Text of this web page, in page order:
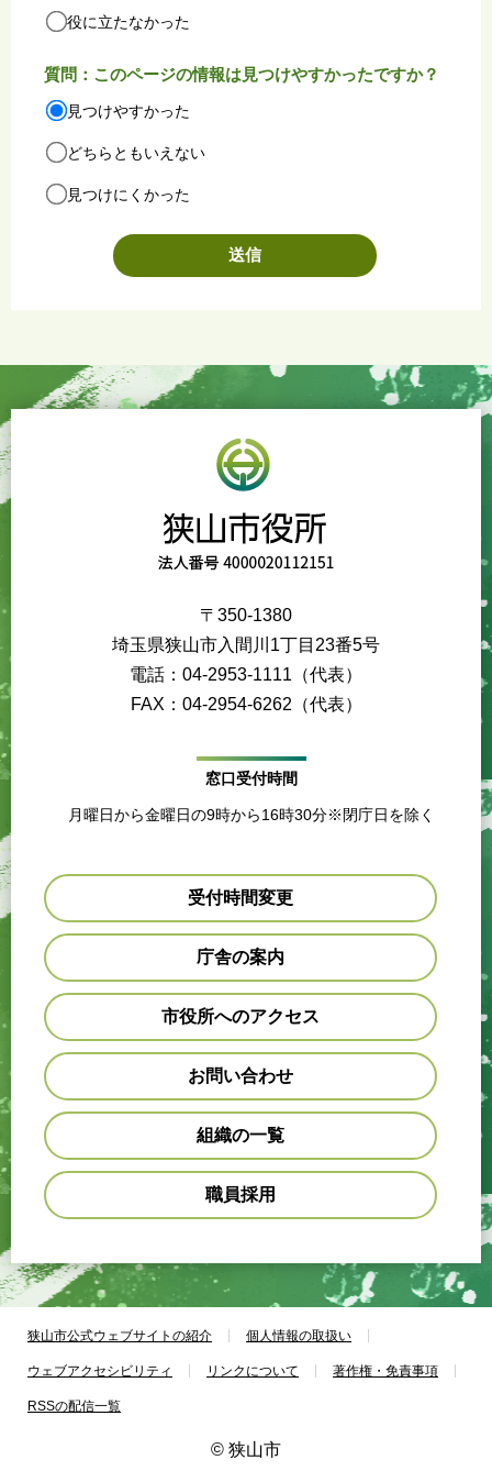
役に立たなかった
質問：このページの情報は見つけやすかったですか？
見つけやすかった
どちらともいえない
見つけにくかった
〒350-1380
埼玉県狭山市入間川1丁目23番5号
電話：04-2953-1111（代表）
FAX：04-2954-6262（代表）
窓口受付時間
月曜日から金曜日の9時から16時30分※閉庁日を除く
受付時間変更
庁舎の案内
市役所へのアクセス
お問い合わせ
組織の一覧
職員採用
狭山市公式ウェブサイトの紹介 個人情報の取扱い
ウェブアクセシビリティ リンクについて 著作権・免責事項
RSSの配信一覧
© 狭山市